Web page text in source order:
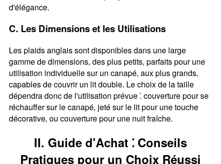
d'élégance.
C. Les Dimensions et les Utilisations
Les plaids anglais sont disponibles dans une large
gamme de dimensions‚ des plus petits‚ parfaits pour une
utilisation individuelle sur un canapé‚ aux plus grands‚
capables de couvrir un lit double. Le choix de la taille
dépendra donc de l'utilisation prévue ⁚ couverture pour se
réchauffer sur le canapé‚ jeté sur le lit pour une touche
décorative‚ ou couverture pour une nuit fraîche.
II. Guide d'Achat ⁚ Conseils
Pratiques pour un Choix Réussi